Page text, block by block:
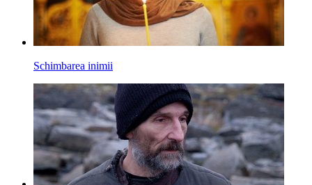
Schimbarea inimii